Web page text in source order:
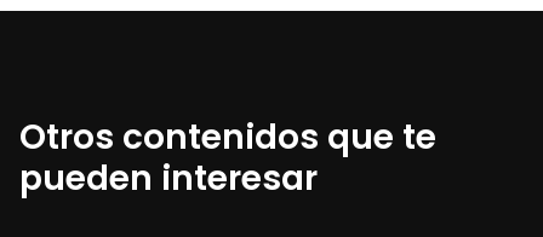
Otros contenidos que te
pueden interesar